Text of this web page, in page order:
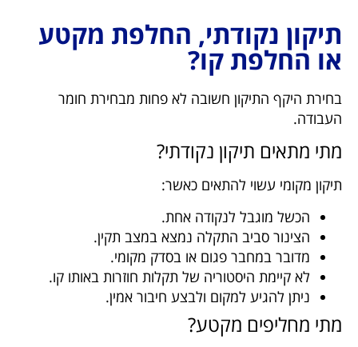
תיקון נקודתי, החלפת מקטע
או החלפת קו?
בחירת היקף התיקון חשובה לא פחות מבחירת חומר
העבודה.
מתי מתאים תיקון נקודתי?
תיקון מקומי עשוי להתאים כאשר:
הכשל מוגבל לנקודה אחת.
הצינור סביב התקלה נמצא במצב תקין.
מדובר במחבר פגום או בסדק מקומי.
לא קיימת היסטוריה של תקלות חוזרות באותו קו.
ניתן להגיע למקום ולבצע חיבור אמין.
מתי מחליפים מקטע?